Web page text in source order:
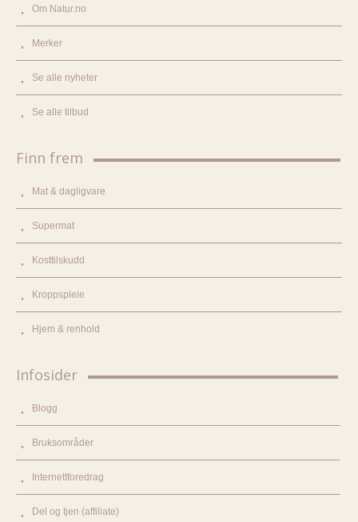
Om Natur.no
Merker
Se alle nyheter
Se alle tilbud
Finn frem
Mat & dagligvare
Supermat
Kosttilskudd
Kroppspleie
Hjem & renhold
Infosider
Blogg
Bruksområder
Internettforedrag
Del og tjen (affiliate)